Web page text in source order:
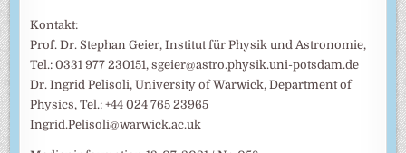
Kontakt:
Prof. Dr. Stephan Geier, Institut für Physik und Astronomie,
Tel.: 0331 977 230151, sgeier@astro.physik.uni-potsdam.de
Dr. Ingrid Pelisoli, University of Warwick, Department of
Physics, Tel.: +44 024 765 23965
Ingrid.Pelisoli@warwick.ac.uk